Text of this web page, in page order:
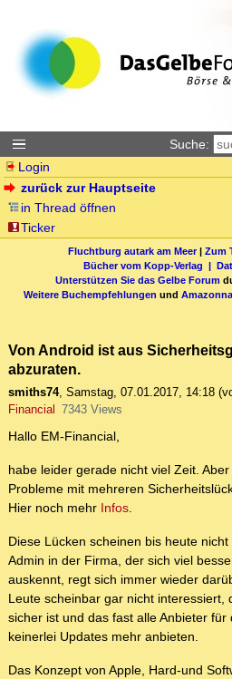
Suche:
Login
zurück zur Hauptseite
in Thread öffnen
Ticker
Fluchtburg autark am Meer| Zum
Bücher vom Kopp-Verlag |
Unterstützen Sie das Gelbe Forum
Weitere Buchempfehlungen und
Von Android ist aus
abzuraten.
smiths74, Samstag, 07.01.2017, 14:18
Financial 7343 Views
Hallo EM-Financial,
habe leider gerade nicht viel Zeit.
Probleme mit mehreren
Hier noch mehr Infos.
Diese Lücken scheinen bis heute
Admin in der Firma, der sich viel
auskennt, regt sich immer wieder
Leute scheinbar gar nicht interessiert,
sicher ist und das fast alle Anbieter für
keinerlei Updates mehr anbieten.
Das Konzept von Apple, Hard-und